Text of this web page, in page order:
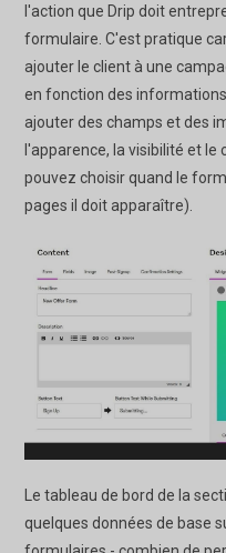
l'action que Drip doit
formulaire. C'est pratique
ajouter le client à une
en fonction des
ajouter des champs et des
l'apparence, la visibilité et
pouvez choisir quand le
pages il doit apparaître).
Le tableau de bord de la
quelques données de base